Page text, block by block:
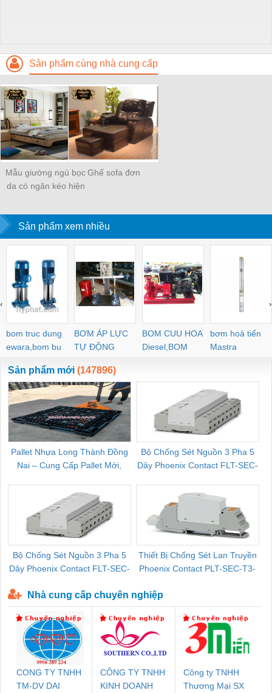
Sản phẩm cùng nhà cung cấp
Mẫu giường ngủ bọc
da có ngăn kéo hiện
Ghế sofa đơn
Sản phẩm xem nhiều
bom truc dung
ewara,bom bu
ewara
BƠM ÁP LỰC
TỰ ĐỘNG
BOM CUU HOA
Diesel,BOM
CHUA CHAY
bơm hoả tiển
Mastra
‹ ›
Sản phẩm mới (147896)
Pallet Nhựa Long Thành Đồng
Nai – Cung Cấp Pallet Mới,
Bộ Chống Sét Nguồn 3 Pha 5
Dây Phoenix Contact FLT-SEC-
Bộ Chống Sét Nguồn 3 Pha 5
Dây Phoenix Contact FLT-SEC-
Thiết Bị Chống Sét Lan Truyền
Phoenix Contact PLT-SEC-T3-
Nhà cung cấp chuyên nghiệp
CONG TY TNHH
TM-DV DAI
CÔNG TY TNHH
KINH DOANH
Công ty TNHH
Thương Mại SX